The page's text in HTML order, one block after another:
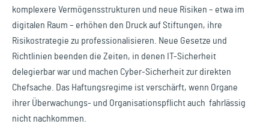
komplexere Vermögensstrukturen und neue Risiken – etwa im
digitalen Raum – erhöhen den Druck auf Stiftungen, ihre
Risikostrategie zu professionalisieren. Neue Gesetze und
Richtlinien beenden die Zeiten, in denen IT-Sicherheit
delegierbar war und machen Cyber-Sicherheit zur direkten
Chefsache. Das Haftungsregime ist verschärft, wenn Organe
ihrer Überwachungs- und Organisationspflicht auch fahrlässig
nicht nachkommen.